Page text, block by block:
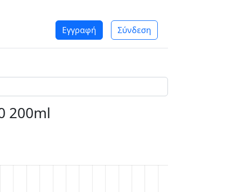
Εγγραφή Σύνδεση
200ml